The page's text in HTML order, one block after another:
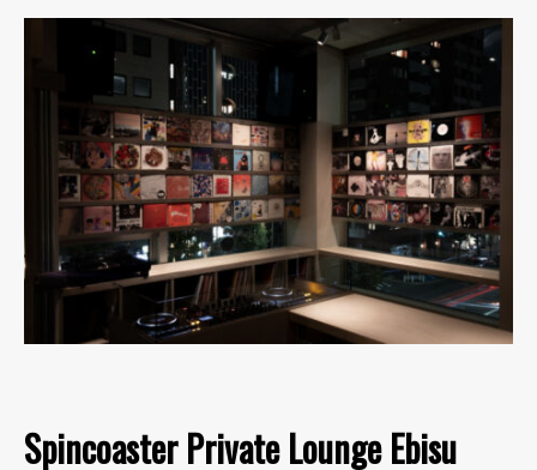
Spincoaster Private Lounge Ebisu